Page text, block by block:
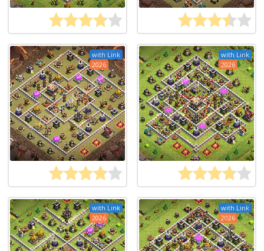
with Link
2026
with Link
2026
with Link
2026
with Link
2026